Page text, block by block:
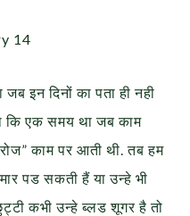
14
इन दिनों का पता ही नही
कि एक समय था जब काम
काम पर आती थी. तब हम
पड सकती हैं या उन्हे भी
कभी उन्हे ब्लड शूगर है तो